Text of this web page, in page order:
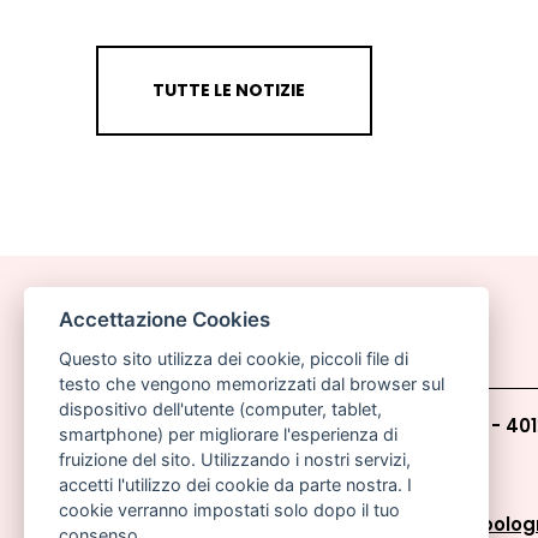
TUTTE LE NOTIZIE
Comune di Bologna, Piazza Maggiore, 6 -
P.lva: 01232710374
Email:
Accettazione Cookies
Questo sito utilizza dei cookie, piccoli file di
testo che vengono memorizzati dal browser sul
dispositivo dell'utente (computer, tablet,
smartphone) per migliorare l'esperienza di
fruizione del sito. Utilizzando i nostri servizi,
accetti l'utilizzo dei cookie da parte nostra. I
cookie verranno impostati solo dopo il tuo